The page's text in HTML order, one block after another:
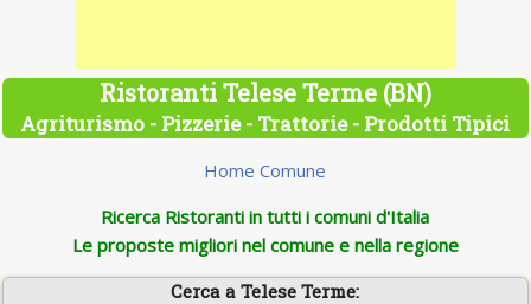
Ristoranti Telese Terme (BN)
Agriturismo - Pizzerie - Trattorie - Prodotti Tipici
Home Comune
Ricerca Ristoranti in tutti i comuni d'Italia
Le proposte migliori nel comune e nella regione
Cerca a Telese Terme: